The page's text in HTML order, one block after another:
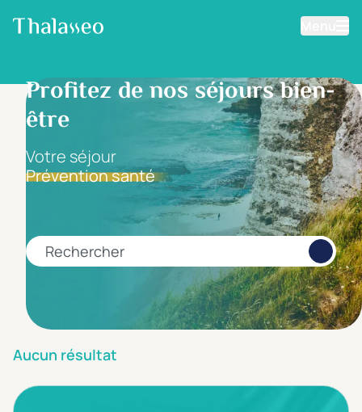
Aller au contenu principal
Profitez de nos séjours bien-
être
Votre séjour
Prévention santé
Rechercher
Filtrer les résultats
Fourchette de prix
Prix par personne
Maximum
5 étoiles *****
(0)
Aucun résultat